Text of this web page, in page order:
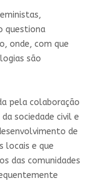
questiona
onde, com que
são
pela colaboração
sociedade civil e
de
locais e que
das comunidades